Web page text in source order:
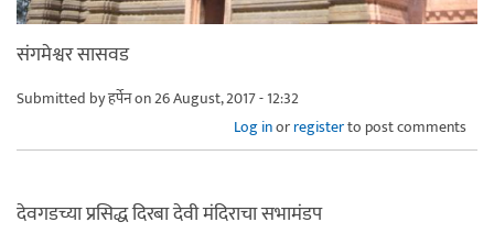
संगमेश्वर सासवड
Submitted byहर्पेनon 26 August, 2017 - 12:32
Log inorregisterto post comments
देवगडच्या प्रसिद्ध दिरबा देवी मंदिराचा सभामंडप